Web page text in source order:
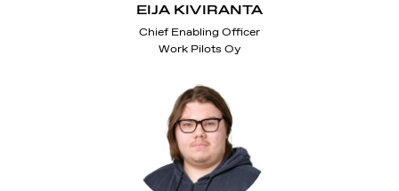
EIJA KIVIRANTA
Chief Enabling Officer
Work Pilots Oy